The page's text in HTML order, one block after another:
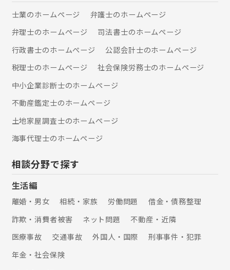
士業のホームぺージ
弁護士のホームぺージ
弁理士のホームぺージ
司法書士のホームぺージ
行政書士のホームぺージ
公認会計士のホームぺージ
税理士のホームぺージ
社会保険労務士のホームぺージ
中小企業診断士のホームぺージ
不動産鑑定士のホームぺージ
土地家屋調査士のホームぺージ
海事代理士のホームぺージ
相談分野で探す
生活編
離婚・男女 相続・家族 労働問題
借金・債務整理
詐欺・消費者被害
ネット問題
不動産・近隣
医療事故
交通事故 外国人・国際
刑事事件・犯罪
年金・社会保険